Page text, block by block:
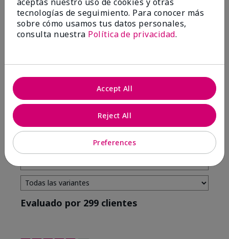
4 estrellas
7
3 estrellas
1 estrella
3
Tono De Piel
Filtrar
reseñas
por
piel
Evaluado por 299 clientes
tecnologías de seguimiento. Para conocer más
sobre cómo usamos tus datos personales,
consulta nuestra Política de privacidad.
Preferences
Reject All
Accept All